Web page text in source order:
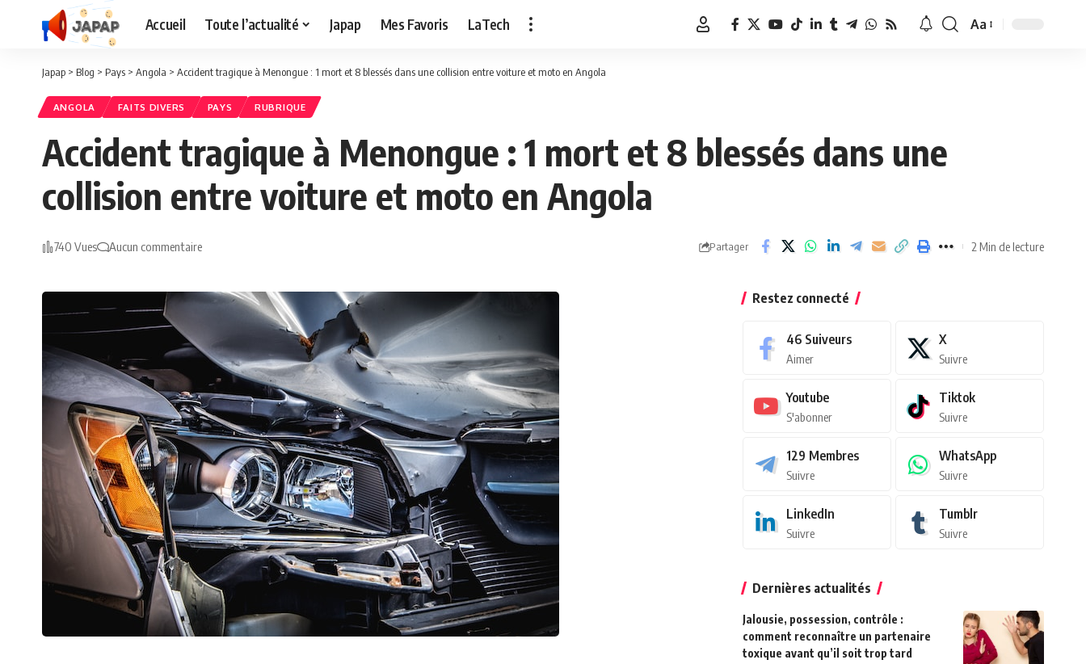
Accueil Toute l’actualité Japap Mes Favoris LaTech
Redimensionner
Aa
Japap > Blog > Pays > Angola > Accident tragique à Menongue : 1 mort et 8 blessés dans une collision entre voiture et moto en Angola
ANGOLA FAITS DIVERS PAYS RUBRIQUE
Accident tragique à Menongue : 1 mort et 8 blessés dans une
collision entre voiture et moto en Angola
740 Vues Aucun commentaire Partager 2 Min de lecture
Restez connecté
46 Suiveurs
Aimer
X
Suivre
Youtube
S'abonner
Tiktok
Suivre
129 Membres
Suivre
WhatsApp
Suivre
LinkedIn
Suivre
Tumblr
Suivre
Dernières actualités
Jalousie, possession, contrôle :
comment reconnaître un partenaire
toxique avant qu’il soit trop tard